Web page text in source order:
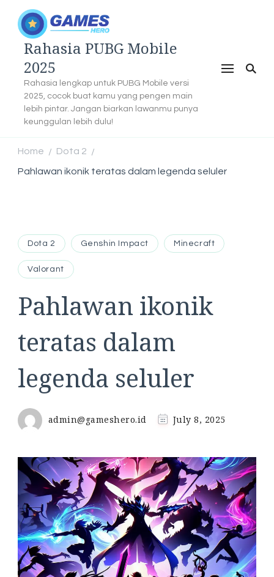
Rahasia PUBG Mobile
2025
Rahasia lengkap untuk PUBG Mobile versi
2025, cocok buat kamu yang pengen main
lebih pintar. Jangan biarkan lawanmu punya
keunggulan lebih dulu!
Home / Dota 2 /
Pahlawan ikonik teratas dalam legenda seluler
Dota 2 Genshin Impact Minecraft
Valorant
Pahlawan ikonik
teratas dalam
legenda seluler
admin@gameshero.id July 8, 2025